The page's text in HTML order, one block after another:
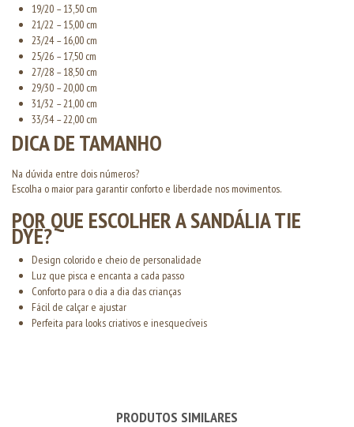
19/20 – 13,50 cm
21/22 – 15,00 cm
23/24 – 16,00 cm
25/26 – 17,50 cm
27/28 – 18,50 cm
29/30 – 20,00 cm
31/32 – 21,00 cm
33/34 – 22,00 cm
DICA DE TAMANHO
Na dúvida entre dois números?
Escolha o maior para garantir conforto e liberdade nos movimentos.
POR QUE ESCOLHER A SANDÁLIA TIE
DYE?
Design colorido e cheio de personalidade
Luz que pisca e encanta a cada passo
Conforto para o dia a dia das crianças
Fácil de calçar e ajustar
Perfeita para looks criativos e inesquecíveis
PRODUTOS SIMILARES